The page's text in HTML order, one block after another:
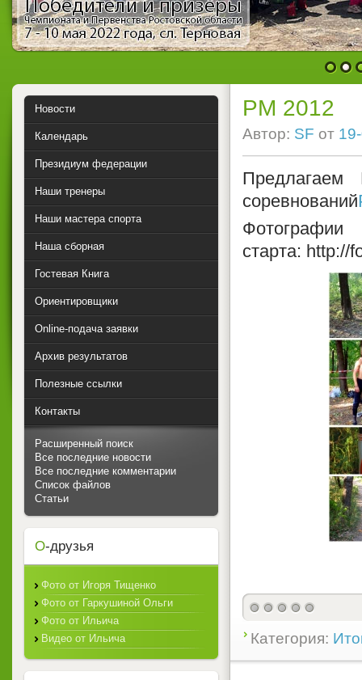
1 2
РМ 2012
Автор: SF от
соревнований
старта: http://
Категория:
Новости
Календарь
Президиум федерации
Наши тренеры
Наши мастера спорта
Наша сборная
Гостевая Книга
Ориентировщики
Online-подача заявки
Архив результатов
Полезные ссылки
Контакты
Расширенный поиск
Все последние новости
Все последние комментарии
Список файлов
Статьи
О-друзья
Фото от Игоря Тищенко
Фото от Гаркушиной Ольги
Фото от Ильича
Видео от Ильича